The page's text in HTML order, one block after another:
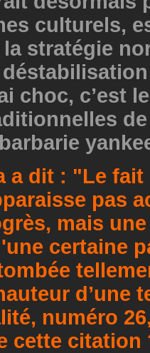
culturels,
stratégie
choc, c’est
a dit : "Le fait
pas
mais
certaine
d’une
numéro
cette citation